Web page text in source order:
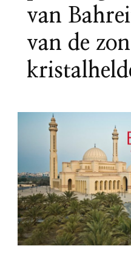
van
van de